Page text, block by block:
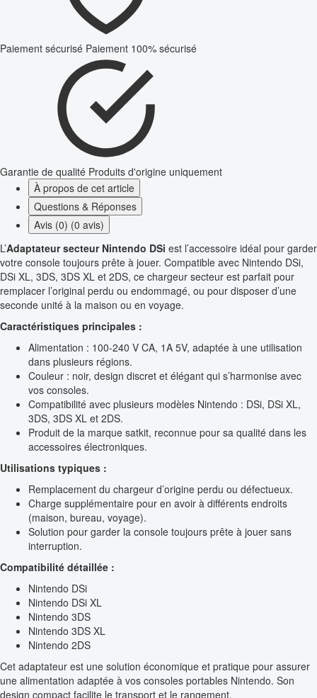
Paiement sécurisé Paiement 100% sécurisé
Garantie de qualité Produits d'origine uniquement
À propos de cet article
Questions & Réponses
Avis (0) (0 avis)
L’Adaptateur secteur Nintendo DSi est l’accessoire idéal pour garder
votre console toujours prête à jouer. Compatible avec Nintendo DSi,
DSi XL, 3DS, 3DS XL et 2DS, ce chargeur secteur est parfait pour
remplacer l’original perdu ou endommagé, ou pour disposer d’une
seconde unité à la maison ou en voyage.
Caractéristiques principales :
Alimentation : 100-240 V CA, 1A 5V, adaptée à une utilisation
dans plusieurs régions.
Couleur : noir, design discret et élégant qui s’harmonise avec
vos consoles.
Compatibilité avec plusieurs modèles Nintendo : DSi, DSi XL,
3DS, 3DS XL et 2DS.
Produit de la marque satkit, reconnue pour sa qualité dans les
accessoires électroniques.
Utilisations typiques :
Remplacement du chargeur d’origine perdu ou défectueux.
Charge supplémentaire pour en avoir à différents endroits
(maison, bureau, voyage).
Solution pour garder la console toujours prête à jouer sans
interruption.
Compatibilité détaillée :
Nintendo DSi
Nintendo DSi XL
Nintendo 3DS
Nintendo 3DS XL
Nintendo 2DS
Cet adaptateur est une solution économique et pratique pour assurer
une alimentation adaptée à vos consoles portables Nintendo. Son
design compact facilite le transport et le rangement.